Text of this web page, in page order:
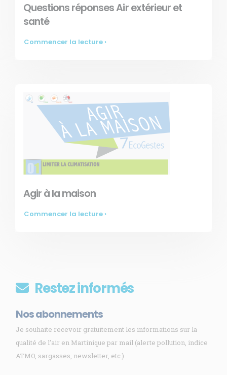
Questions réponses Air extérieur et
santé
Commencer la lecture ›
Agir à la maison
Commencer la lecture ›
Restez informés
Nos abonnements
Je souhaite recevoir gratuitement les informations sur la
qualité de l’air en Martinique par mail (alerte pollution, indice
ATMO, sargasses, newsletter, etc.)